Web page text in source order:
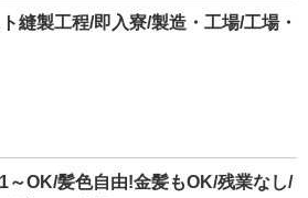
縫製工程/即入寮/製造・工場/工場・
～OK/髪色自由!金髪もOK/残業なし/